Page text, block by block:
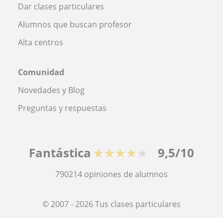
Dar clases particulares
Alumnos que buscan profesor
Alta centros
Comunidad
Novedades y Blog
Preguntas y respuestas
Fantástica ★★★★★ 9,5/10
790214 opiniones de alumnos
© 2007 - 2026 Tus clases particulares